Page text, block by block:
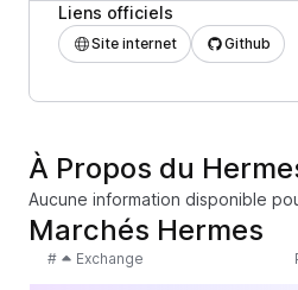
Liens officiels
Site internet Github
À Propos du
Aucune information disponible
Marchés Hermes
# Exchange